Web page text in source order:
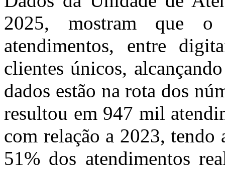
2025, mostram que o
atendimentos, entre
clientes únicos,
dados estão na rota dos
resultou em 947 mil
com relação a 2023, tendo
51% dos atendimentos